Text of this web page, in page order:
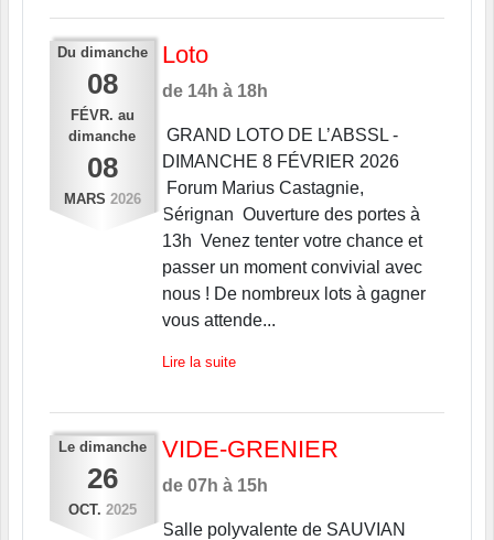
Du dimanche
08
FÉVR. au
dimanche
08
MARS 2026
Loto
de 14h à 18h
GRAND LOTO DE L’ABSSL -
DIMANCHE 8 FÉVRIER 2026
Forum Marius Castagnie,
Sérignan Ouverture des portes à
13h Venez tenter votre chance et
passer un moment convivial avec
nous ! De nombreux lots à gagner
vous attende...
Lire la suite
Le dimanche
26
OCT. 2025
VIDE-GRENIER
de 07h à 15h
Salle polyvalente de SAUVIAN